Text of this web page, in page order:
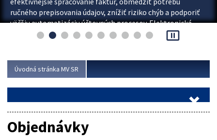
ručného prepisovania údajov, znížiť riziko chýb a podporiť
väčšiu automatizáciu účtovných procesov. Elektronická
fakturácia preto nepredstavuje...
pause_presentation
Úvodná stránka MV SR
Objednávky